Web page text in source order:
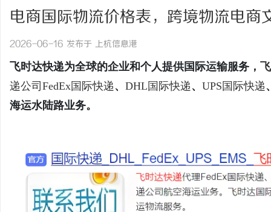
电商国际物流价格表，跨境物流电
出口国际快递价格1折优惠
2026-06-16 发布于 上杭信息港
飞时达快递为全球的企业和个人提供国际运输服务，
递公司 FedEx国际快递 、 DHL国际快递 、 UPS国际快递
海运水陆路业务。